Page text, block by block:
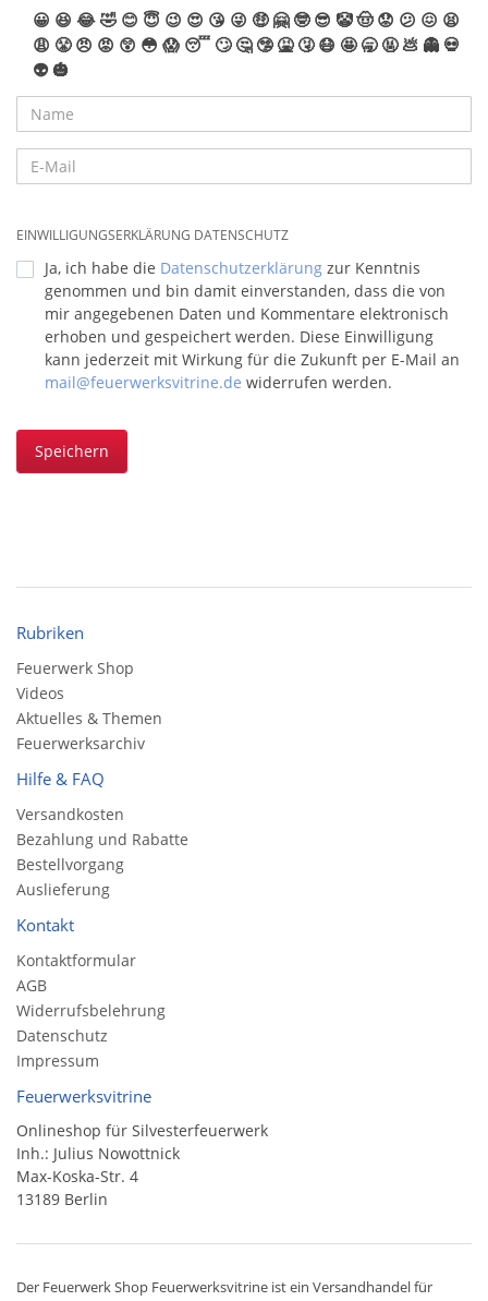
😀 😆 😂🤣 😊 😇 😉 😍 😘 😜 🤑 🤗 🤓 😎 🤡🤠 😟 😕 😖 😫
😩 😤 😠 😡 😲 😳 😱 😴 🙄 🤔 🤥 🤮 🤧 😷 🤩 🥱 🤬 💩 👻 💀
👽 🎃
EINWILLIGUNGSERKLÄRUNG DATENSCHUTZ
Ja, ich habe die Datenschutzerklärung zur Kenntnis
genommen und bin damit einverstanden, dass die von
mir angegebenen Daten und Kommentare elektronisch
erhoben und gespeichert werden. Diese Einwilligung
kann jederzeit mit Wirkung für die Zukunft per E-Mail an
mail@feuerwerksvitrine.de widerrufen werden.
Speichern
Rubriken
Feuerwerk Shop
Videos
Aktuelles & Themen
Feuerwerksarchiv
Hilfe & FAQ
Versandkosten
Bezahlung und Rabatte
Bestellvorgang
Auslieferung
Kontakt
Kontaktformular
AGB
Widerrufsbelehrung
Datenschutz
Impressum
Feuerwerksvitrine
Onlineshop für Silvesterfeuerwerk
Inh.: Julius Nowottnick
Max-Koska-Str. 4
13189 Berlin
Der Feuerwerk Shop Feuerwerksvitrine ist ein Versandhandelfür